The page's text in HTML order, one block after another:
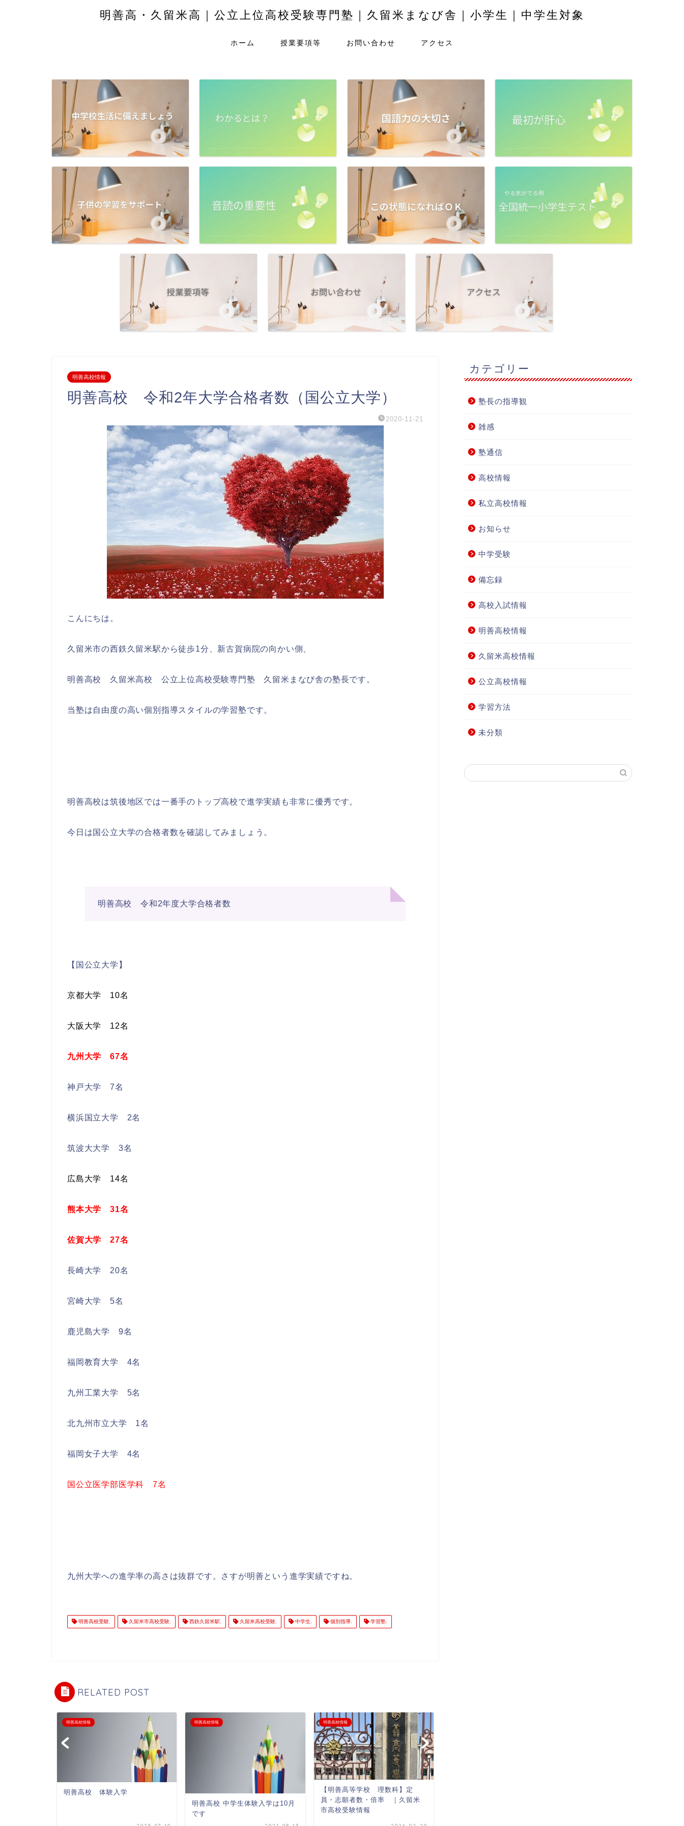
明善高・久留米高｜公立上位高校受験専門塾｜久留米まなび舎｜小学生｜中学生対象
ホーム 授業要項等 お問い合わせ アクセス
明善高校情報
明善高校 令和2年大学合格者数（国公立大学）
2020-11-21
こんにちは。
久留米市の西鉄久留米駅から徒歩1分、新古賀病院の向かい側、
明善高校 久留米高校 公立上位高校受験専門塾 久留米まなび舎の塾長です。
当塾は自由度の高い個別指導スタイルの学習塾です。
明善高校は筑後地区では一番手のトップ高校で進学実績も非常に優秀です。
今日は国公立大学の合格者数を確認してみましょう。
明善高校 令和2年度大学合格者数
【国公立大学】
京都大学 10名
大阪大学 12名
九州大学 67名
神戸大学 7名
横浜国立大学 2名
筑波大大学 3名
広島大学 14名
熊本大学 31名
佐賀大学 27名
長崎大学 20名
宮崎大学 5名
鹿児島大学 9名
福岡教育大学 4名
九州工業大学 5名
北九州市立大学 1名
福岡女子大学 4名
国公立医学部医学科 7名
九州大学への進学率の高さは抜群です。さすが明善という進学実績ですね。
明善高校受験. 久留米市高校受験. 西鉄久留米駅. 久留米高校受験. 中学生. 個別指導. 学習塾.
RELATED POST
明善高校情報
明善高校 体験入学
明善高校情報
明善高校 中学生体験入学は10月
です
明善高校情報
【明善高等学校 理数科】定
員・志願者数・倍率 ｜久留米
市高校受験情報
カテゴリー
塾長の指導観
雑感
塾通信
高校情報
私立高校情報
お知らせ
中学受験
備忘録
高校入試情報
明善高校情報
久留米高校情報
公立高校情報
学習方法
未分類